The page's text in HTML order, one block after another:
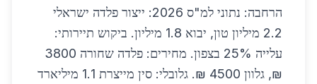
הרחבה: נתוני למ"ס 2026: ייצור פלדה ישראלי
2.2 מיליון טון, יבוא 1.8 מיליון. ביקוש תיירותי:
עלייה 25% בצפון. מחירים: פלדה שחורה 3800
₪, גלוון 4500 ₪. גלובלי: סין מייצרת 1.1 מיליארד